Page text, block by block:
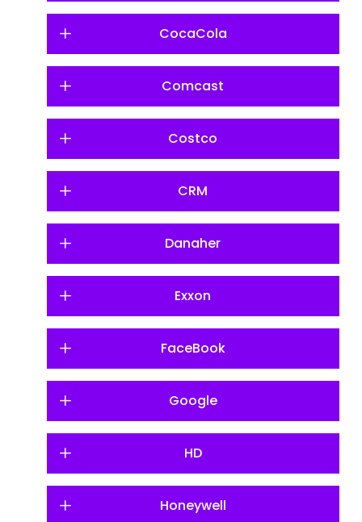
CocaCola
Comcast
Costco
CRM
Danaher
Exxon
FaceBook
Google
HD
Honeywell